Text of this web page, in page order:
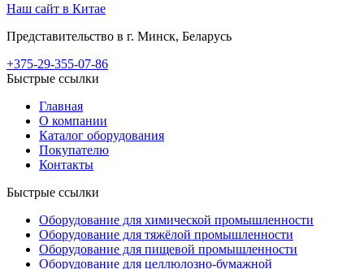
Наш сайт в Китае
Представительство в г. Минск, Беларусь
+375-29-355-07-86
Быстрые ссылки
Главная
О компании
Каталог оборудования
Покупателю
Контакты
Быстрые ссылки
Оборудование для химической промышленности
Оборудование для тяжёлой промышленности
Оборудование для пищевой промышленности
Оборудование для целлюлозно-бумажной